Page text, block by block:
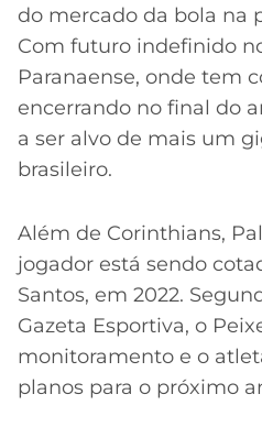
do mercado da bola na
Com futuro indefinido
Paranaense, onde tem
encerrando no final do
a ser alvo de mais um
brasileiro.
Além de Corinthians,
jogador está sendo
Santos, em 2022.
Gazeta Esportiva, o
monitoramento e o
planos para o próximo